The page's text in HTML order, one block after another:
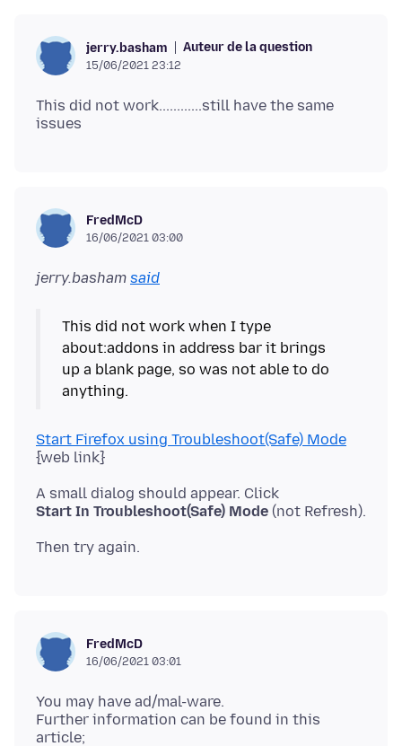
jerry.basham Auteur de la question
15/06/2021 23:12
This did not work............still have the same
FredMcD
16/06/2021 03:00
jerry.basham said
This did not work when I type
about:addons in address bar it brings
up a blank page, so was not able to do
Start Firefox using Troubleshoot(Safe) Mode
Start In Troubleshoot(Safe) Mode
FredMcD
16/06/2021 03:01
You may have ad/mal-ware.
Further information can be found in this